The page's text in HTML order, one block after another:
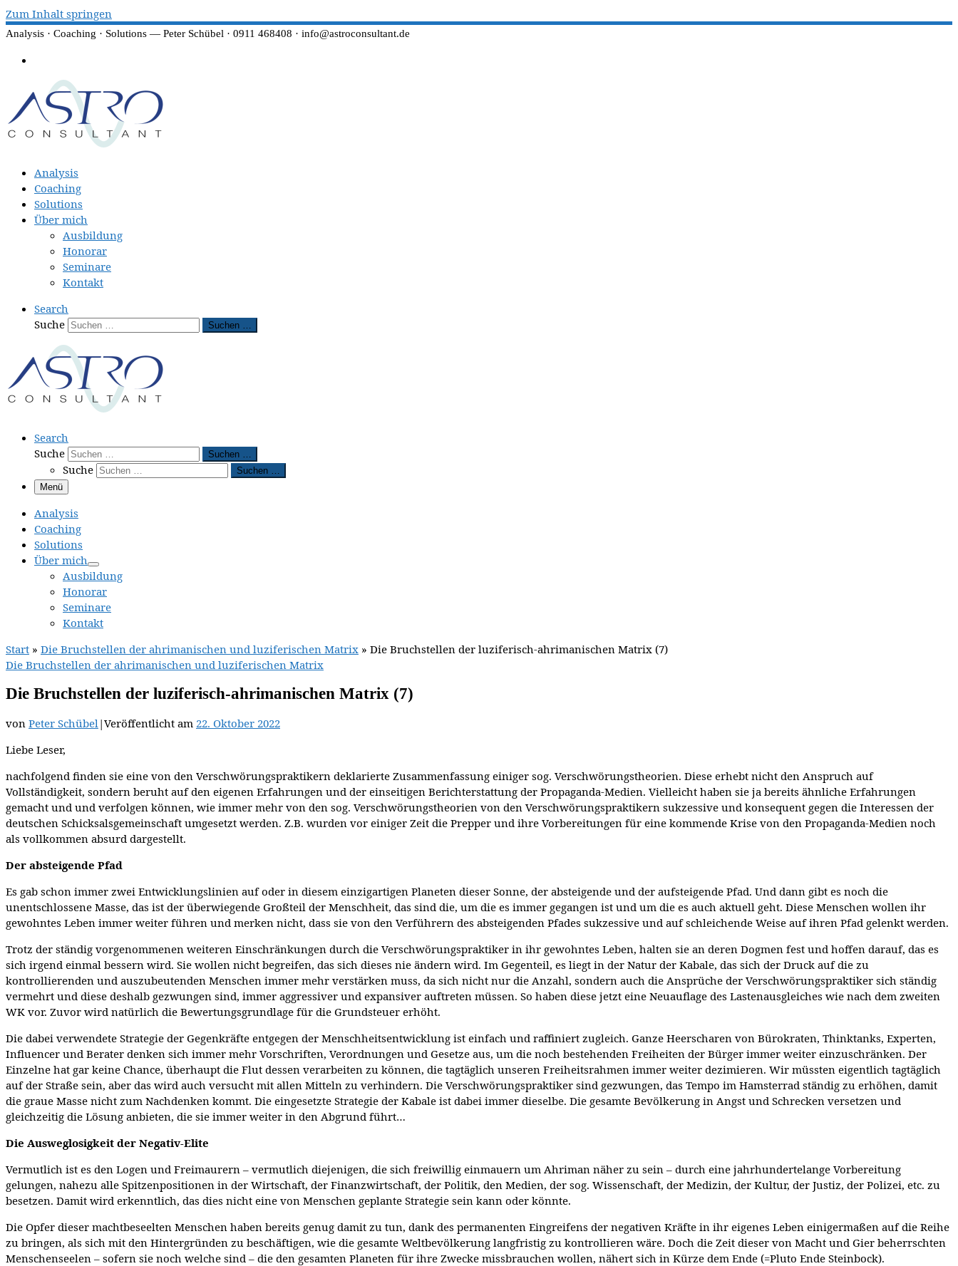
Zum Inhalt springen
Analysis · Coaching · Solutions — Peter Schübel · 0911 468408 · info@astroconsultant.de
Analysis
Coaching
Solutions
Über mich
Ausbildung
Honorar
Seminare
Kontakt
Search
Suche
Suchen …
Search
Suche
Suchen …
Suche
Suchen …
Menü
Analysis
Coaching
Solutions
Über mich
Ausbildung
Honorar
Seminare
Kontakt
Start » Die Bruchstellen der ahrimanischen und luziferischen Matrix » Die Bruchstellen der luziferisch-ahrimanischen Matrix (7)
Die Bruchstellen der ahrimanischen und luziferischen Matrix
Die Bruchstellen der luziferisch-ahrimanischen Matrix (7)
von Peter Schübel |Veröffentlicht am 22. Oktober 2022
Liebe Leser,
nachfolgend finden sie eine von den Verschwörungspraktikern deklarierte Zusammenfassung einiger sog. Verschwörungstheorien. Diese erhebt nicht den Anspruch auf
Vollständigkeit, sondern beruht auf den eigenen Erfahrungen und der einseitigen Berichterstattung der Propaganda-Medien. Vielleicht haben sie ja bereits ähnliche Erfahrungen
gemacht und und verfolgen können, wie immer mehr von den sog. Verschwörungstheorien von den Verschwörungspraktikern sukzessive und konsequent gegen die Interessen der
deutschen Schicksalsgemeinschaft umgesetzt werden. Z.B. wurden vor einiger Zeit die Prepper und ihre Vorbereitungen für eine kommende Krise von den Propaganda-Medien noch
als vollkommen absurd dargestellt.
Der absteigende Pfad
Es gab schon immer zwei Entwicklungslinien auf oder in diesem einzigartigen Planeten dieser Sonne, der absteigende und der aufsteigende Pfad. Und dann gibt es noch die
unentschlossene Masse, das ist der überwiegende Großteil der Menschheit, das sind die, um die es immer gegangen ist und um die es auch aktuell geht. Diese Menschen wollen ihr
gewohntes Leben immer weiter führen und merken nicht, dass sie von den Verführern des absteigenden Pfades sukzessive und auf schleichende Weise auf ihren Pfad gelenkt werden.
Trotz der ständig vorgenommenen weiteren Einschränkungen durch die Verschwörungspraktiker in ihr gewohntes Leben, halten sie an deren Dogmen fest und hoffen darauf, das es
sich irgend einmal bessern wird. Sie wollen nicht begreifen, das sich dieses nie ändern wird. Im Gegenteil, es liegt in der Natur der Kabale, das sich der Druck auf die zu
kontrollierenden und auszubeutenden Menschen immer mehr verstärken muss, da sich nicht nur die Anzahl, sondern auch die Ansprüche der Verschwörungspraktiker sich ständig
vermehrt und diese deshalb gezwungen sind, immer aggressiver und expansiver auftreten müssen. So haben diese jetzt eine Neuauflage des Lastenausgleiches wie nach dem zweiten
WK vor. Zuvor wird natürlich die Bewertungsgrundlage für die Grundsteuer erhöht.
Die dabei verwendete Strategie der Gegenkräfte entgegen der Menschheitsentwicklung ist einfach und raffiniert zugleich. Ganze Heerscharen von Bürokraten, Thinktanks, Experten,
Influencer und Berater denken sich immer mehr Vorschriften, Verordnungen und Gesetze aus, um die noch bestehenden Freiheiten der Bürger immer weiter einzuschränken. Der
Einzelne hat gar keine Chance, überhaupt die Flut dessen verarbeiten zu können, die tagtäglich unseren Freiheitsrahmen immer weiter dezimieren. Wir müssten eigentlich tagtäglich
auf der Straße sein, aber das wird auch versucht mit allen Mitteln zu verhindern. Die Verschwörungspraktiker sind gezwungen, das Tempo im Hamsterrad ständig zu erhöhen, damit
die graue Masse nicht zum Nachdenken kommt. Die eingesetzte Strategie der Kabale ist dabei immer dieselbe. Die gesamte Bevölkerung in Angst und Schrecken versetzen und
gleichzeitig die Lösung anbieten, die sie immer weiter in den Abgrund führt…
Die Ausweglosigkeit der Negativ-Elite
Vermutlich ist es den Logen und Freimaurern – vermutlich diejenigen, die sich freiwillig einmauern um Ahriman näher zu sein – durch eine jahrhundertelange Vorbereitung
gelungen, nahezu alle Spitzenpositionen in der Wirtschaft, der Finanzwirtschaft, der Politik, den Medien, der sog. Wissenschaft, der Medizin, der Kultur, der Justiz, der Polizei, etc. zu
besetzen. Damit wird erkenntlich, das dies nicht eine von Menschen geplante Strategie sein kann oder könnte.
Die Opfer dieser machtbeseelten Menschen haben bereits genug damit zu tun, dank des permanenten Eingreifens der negativen Kräfte in ihr eigenes Leben einigermaßen auf die Reihe
zu bringen, als sich mit den Hintergründen zu beschäftigen, wie die gesamte Weltbevölkerung langfristig zu kontrollieren wäre. Doch die Zeit dieser von Macht und Gier beherrschten
Menschenseelen – sofern sie noch welche sind – die den gesamten Planeten für ihre Zwecke missbrauchen wollen, nähert sich in Kürze dem Ende (=Pluto Ende Steinbock).